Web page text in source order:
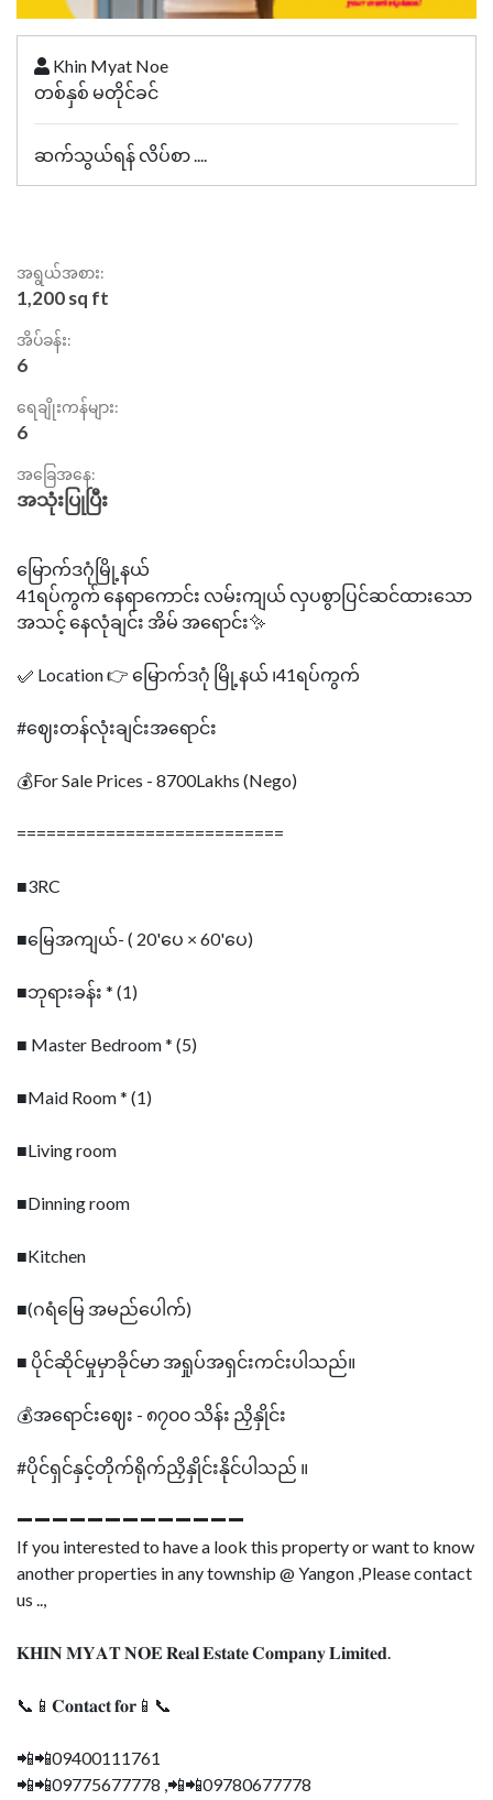
Khin Myat Noe
တစ်နှစ် မတိုင်ခင်
ဆက်သွယ်ရန် လိပ်စာ ....
အရွယ်အစား:
1,200 sq ft
အိပ်ခန်း:
6
ရေချိုးကန်များ:
6
အခြေအနေ:
အသုံးပြုပြီး
မြောက်ဒဂုံမြို့နယ်
41ရပ်ကွက် နေရာကောင်း လမ်းကျယ် လှပစွာပြင်ဆင်ထားသော
အသင့်‌ နေလုံချင်း အိမ် အရောင်း✨
✅️ Location 👉 မြောက်ဒဂုံ မြို့နယ် ၊41ရပ်ကွက်
‌#ဈေးတန်လုံးချင်းအရောင်း
💰For Sale Prices - 8700Lakhs (Nego)
===========================
■3RC
■မြေအကျယ်- ( 20'ပေ × 60'ပေ)
■ဘုရားခန်း * (1)
■ Master Bedroom * (5)
■Maid Room * (1)
■Living room
■Dinning room
■Kitchen
■(ဂရံ‌‌မြေ အမည်ပေါက်)
■ ပိုင်ဆိုင်မှုမှာခိုင်မာ အရှုပ်အရှင်းကင်းပါသည်။
💰အရောင်းဈေး - ၈၇၀၀ သိန်း ညှိနှိုင်း
#ပိုင်ရှင်နှင့်တိုက်ရိုက်ညှိနှိုင်းနိုင်ပါသည် ။
➖➖➖➖➖➖➖➖➖➖➖➖➖
If you interested to have a look this property or want to know
another properties in any township @ Yangon ,Please contact
us ..,
𝐊𝐇𝐈𝐍 𝐌𝐘𝐀𝐓 𝐍𝐎𝐄 𝐑𝐞𝐚𝐥 𝐄𝐬𝐭𝐚𝐭𝐞 𝐂𝐨𝐦𝐩𝐚𝐧𝐲 𝐋𝐢𝐦𝐢𝐭𝐞𝐝.
📞📱𝐂𝐨𝐧𝐭𝐚𝐜𝐭 𝐟𝐨𝐫📱📞
📲📲09400111761
📲📲09775677778 ,📲📲09780677778